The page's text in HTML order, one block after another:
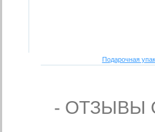
Подарочная
- ОТЗЫВЫ